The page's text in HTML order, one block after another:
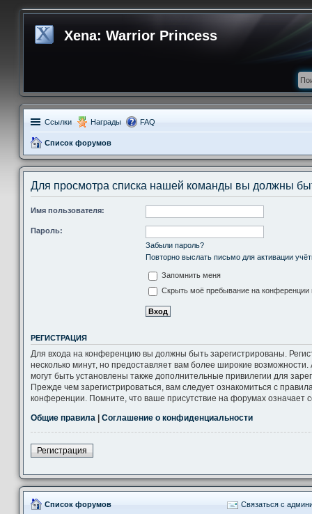
Xena: Warrior Princess
Ссылки Награды FAQ
Список форумов
Для просмотра списка нашей команды вы должны
Имя пользователя:
Пароль:
Забыли пароль?
Повторно выслать письмо для активации
Запомнить меня
Скрыть моё пребывание на конференции
РЕГИСТРАЦИЯ
Для входа на конференцию вы должны быть зарегистрированы.
несколько минут, но предоставляет вам более широкие
могут быть установлены также дополнительные привилегии для
Прежде чем зарегистрироваться, вам следует ознакомиться с
конференции. Помните, что ваше присутствие на форумах означает
Общие правила
Соглашение о конфиденциальности
Регистрация
Список форумов Связаться с